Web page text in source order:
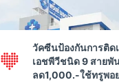
วัคซีนป้องกันการติด
เอชพีวีชนิด 9 สายพั
ลด1,000.-ใช้ทรูพอ